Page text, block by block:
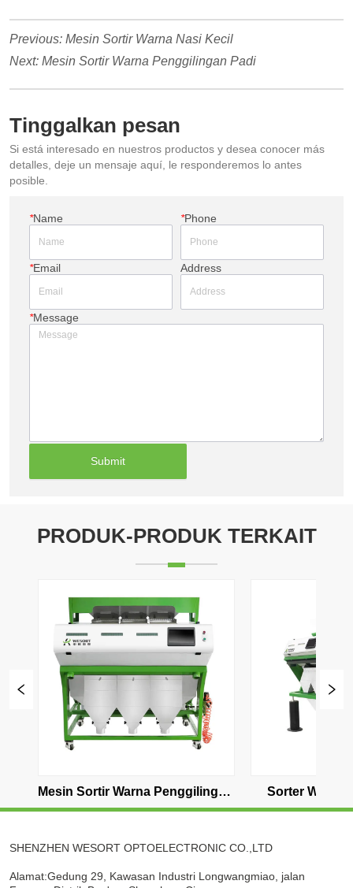
Previous:Mesin Sortir Warna Nasi Kecil
Next:Mesin Sortir Warna Penggilingan Padi
Tinggalkan pesan
Si está interesado en nuestros productos y desea conocer más
detalles, deje un mensaje aquí, le responderemos lo antes
posible.
*Name *Phone
*Email Address
*Message
Submit
PRODUK-PRODUK TERKAIT
Sorter Warna Nasi Otomatis Sorter
SHENZHEN WESORT OPTOELECTRONIC CO.,LTD
Alamat:Gedung 29, Kawasan Industri Longwangmiao, jalan